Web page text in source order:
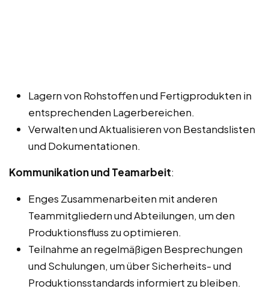
Lagern von Rohstoffen und Fertigprodukten in
entsprechenden Lagerbereichen.
Verwalten und Aktualisieren von Bestandslisten
und Dokumentationen.
Kommunikation und Teamarbeit:
Enges Zusammenarbeiten mit anderen
Teammitgliedern und Abteilungen, um den
Produktionsfluss zu optimieren.
Teilnahme an regelmäßigen Besprechungen
und Schulungen, um über Sicherheits- und
Produktionsstandards informiert zu bleiben.